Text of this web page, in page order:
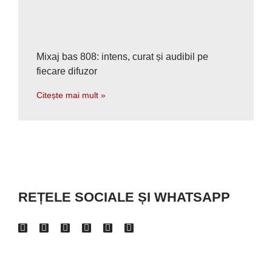
Mixaj bas 808: intens, curat și audibil pe
fiecare difuzor
Citește mai mult »
REȚELE SOCIALE ȘI WHATSAPP